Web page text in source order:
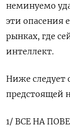
неминуемо
эти опасения
рынках, где
интеллект.
Ниже следует
предстоящей
1/ ВСЕ НА